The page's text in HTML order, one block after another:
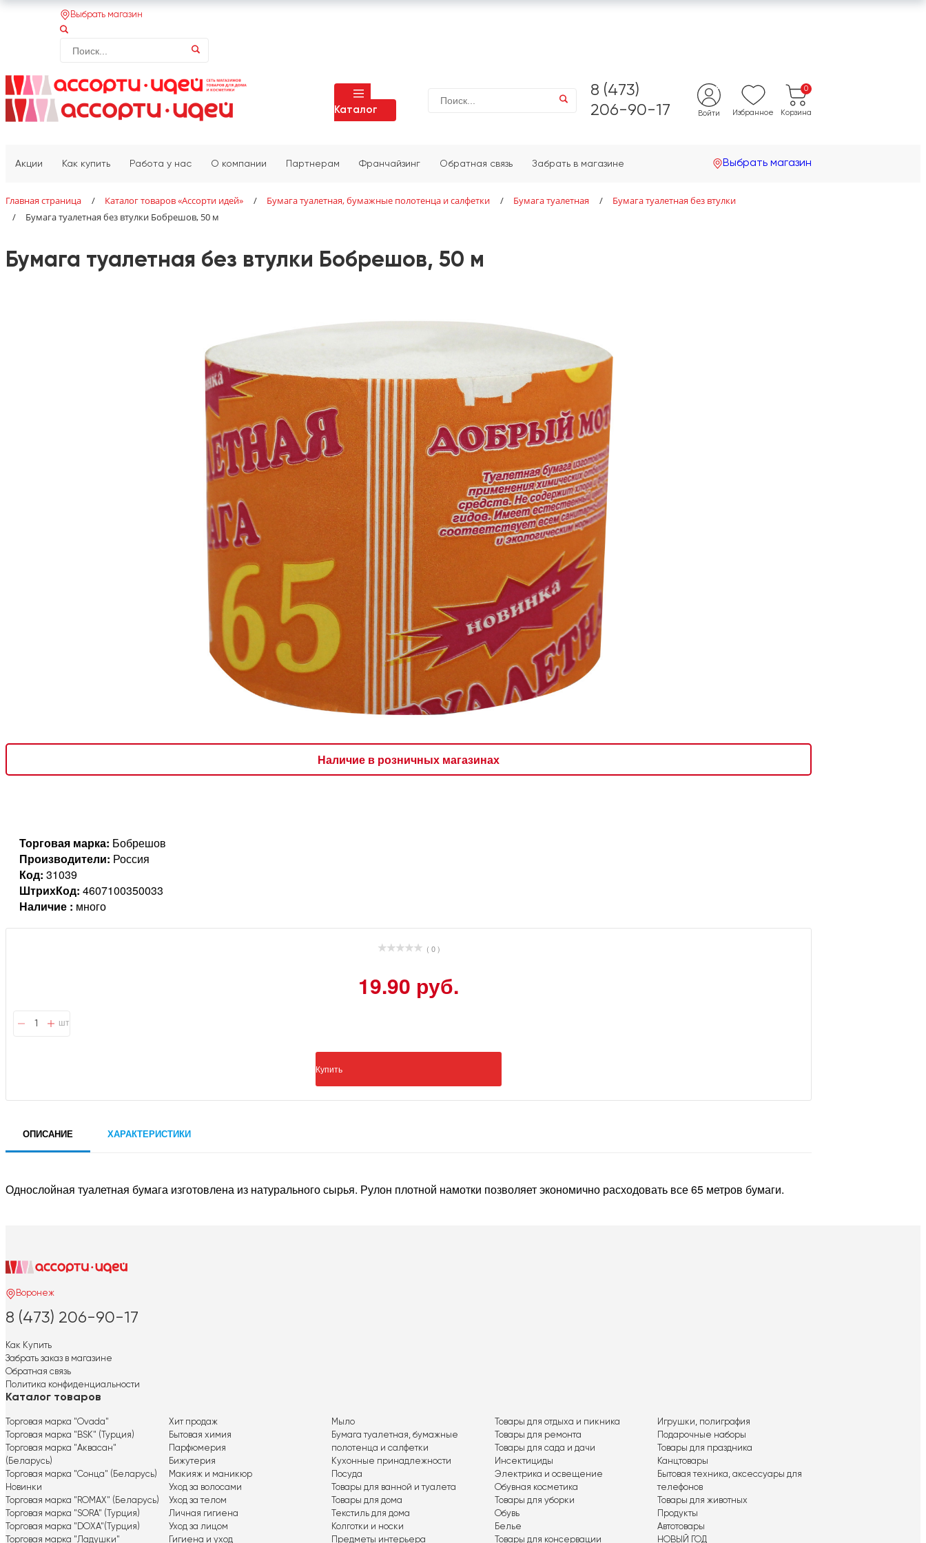
Выбрать магазин
Каталог
8 (473)
206-90-17
Войти Избранное Корзина
0
Акции Как купить Работа у нас О компании Партнерам Франчайзинг Обратная связь Забрать в магазине Выбрать магазин
Главная страница / Каталог товаров «‎Ассорти идей»‎ / Бумага туалетная, бумажные полотенца и салфетки / Бумага туалетная /
Бумага туалетная без втулки
/
Бумага туалетная без втулки Бобрешов, 50 м
Бумага туалетная без втулки Бобрешов, 50 м
Наличие в розничных магазинах
Торговая марка: Бобрешов
Производители: Россия
Код: 31039
ШтрихКод: 4607100350033
Наличие : много
( 0 )
19.90 руб.
шт
Купить
ОПИСАНИЕ ХАРАКТЕРИСТИКИ
Однослойная туалетная бумага изготовлена из натурального сырья. Рулон плотной намотки позволяет экономично расходовать все 65 метров бумаги.
Воронеж
8 (473) 206-90-17
Как Купить
Забрать заказ в магазине
Обратная связь
Политика конфиденциальности
Каталог товаров
Торговая марка "Ovada"
Торговая марка "BSK" (Турция)
Торговая марка "Аквасан"
(Беларусь)
Торговая марка "Сонца" (Беларусь)
Новинки
Торговая марка "ROMAX" (Беларусь)
Торговая марка "SORA" (Турция)
Торговая марка "DOXA"(Турция)
Торговая марка "Ладушки"
Хит продаж
Бытовая химия
Парфюмерия
Бижутерия
Макияж и маникюр
Уход за волосами
Уход за телом
Личная гигиена
Уход за лицом
Гигиена и уход
Мыло
Бумага туалетная, бумажные
полотенца и салфетки
Кухонные принадлежности
Посуда
Товары для ванной и туалета
Товары для дома
Текстиль для дома
Колготки и носки
Предметы интерьера
Товары для отдыха и пикника
Товары для ремонта
Товары для сада и дачи
Инсектициды
Электрика и освещение
Обувная косметика
Товары для уборки
Обувь
Белье
Товары для консервации
Игрушки, полиграфия
Подарочные наборы
Товары для праздника
Канцтовары
Бытовая техника, аксессуары для
телефонов
Товары для животных
Продукты
Автотовары
НОВЫЙ ГОД